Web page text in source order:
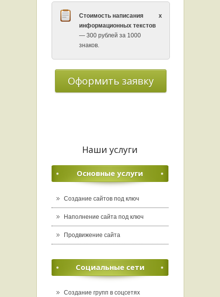
x
Стоимость написания
информационных текстов
— 300 рублей за 1000
знаков.
Оформить заявку
Наши услуги
Основные услуги
Создание сайтов под ключ
Наполнение сайта под ключ
Продвижение сайта
Социальные сети
Создание групп в соцсетях